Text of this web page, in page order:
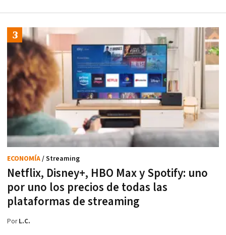
Netflix, Disney+, HBO Max y Spotify: uno
por uno los precios de todas las
plataformas de streaming
ECONOMÍA/ Streaming
PorL.C.